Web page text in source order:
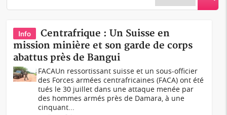
Info
Centrafrique : Un Suisse en
mission minière et son garde de corps
abattus près de Bangui
FACAUn ressortissant suisse et un sous-officier
des Forces armées centrafricaines (FACA) ont été
tués le 30 juillet dans une attaque menée par
des hommes armés près de Damara, à une
cinquant...